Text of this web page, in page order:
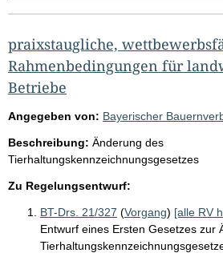
e
b
n
i
s
e
p
praixstaugliche,
Rahmenbedingungen für
Betriebe
Angegeben von: Bayerischer
Beschreibung: Änderung des
Tierhaltungskennzeichnungsgesetzes
Zu Regelungsentwurf:
BT-Drs. 21/327 (Vorgang) [alle RV
Entwurf eines Ersten Gesetzes zur